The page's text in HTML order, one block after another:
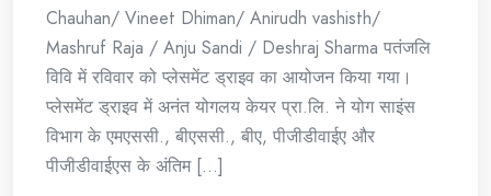
Chauhan/ Vineet Dhiman/ Anirudh vashisth/
Mashruf Raja / Anju Sandi / Deshraj Sharma पतंजलि
विवि में रविवार को प्लेसमेंट ड्राइव का आयोजन किया गया।
प्लेसमेंट ड्राइव में अनंत योगलय केयर प्रा.लि. ने योग साइंस
विभाग के एमएससी., बीएससी., बीए, पीजीडीवाईए और
पीजीडीवाईएस के अंतिम [...]